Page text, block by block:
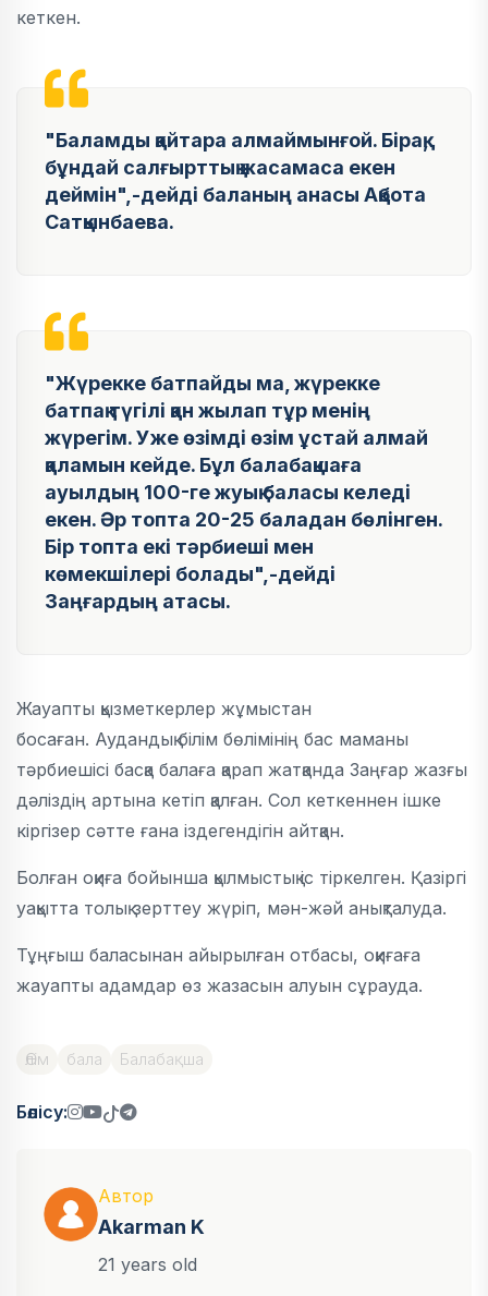
кеткен.
"Баламды қайтара алмаймынғой. Бірақ,
бұндай салғырттық жасамаса екен
деймін",-дейді баланың анасы Ақбота
Сатқынбаева.
"Жүрекке батпайды ма, жүрекке
батпақ түгілі қан жылап тұр менің
жүрегім. Уже өзімді өзім ұстай алмай
қаламын кейде. Бұл балабақшаға
ауылдың 100-ге жуық баласы келеді
екен. Әр топта 20-25 баладан бөлінген.
Бір топта екі тәрбиеші мен
көмекшілері болады",-дейді
Заңғардың атасы.
Жауапты қызметкерлер жұмыстан
босаған. Аудандық білім бөлімінің бас маманы
тәрбиешісі басқа балаға қарап жатқанда Заңғар жазғы
дәліздің артына кетіп қалған. Сол кеткеннен ішке
кіргізер сәтте ғана іздегендігін айтқан.
Болған оқиға бойынша қылмыстық іс тіркелген. Қазіргі
уақытта толық зерттеу жүріп, мән-жәй анықталуда.
Тұңғыш баласынан айырылған отбасы, оқиғаға
жауапты адамдар өз жазасын алуын сұрауда.
Өлім бала Балабақша
Бөлісу:
Автор
Akarman K
21 years old